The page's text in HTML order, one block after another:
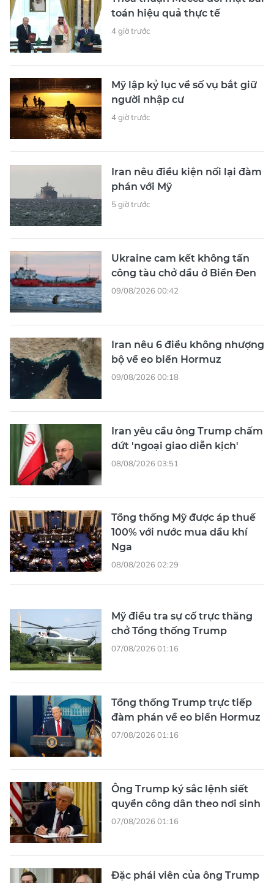
toán hiệu quả thực tế
4 giờ trước
Mỹ lập kỷ lục về số vụ bắt giữ
người nhập cư
4 giờ trước
Iran nêu điều kiện nối lại đàm
phán với Mỹ
5 giờ trước
Ukraine cam kết không tấn
công tàu chở dầu ở Biển Đen
09/08/2026 00:42
Iran nêu 6 điều không nhượng
bộ về eo biển Hormuz
09/08/2026 00:18
Iran yêu cầu ông Trump chấm
dứt 'ngoại giao diễn kịch'
08/08/2026 03:51
Tổng thống Mỹ được áp thuế
100% với nước mua dầu khí
Nga
08/08/2026 02:29
Mỹ điều tra sự cố trực thăng
chở Tổng thống Trump
07/08/2026 01:16
Tổng thống Trump trực tiếp
đàm phán về eo biển Hormuz
07/08/2026 01:16
Ông Trump ký sắc lệnh siết
quyền công dân theo nơi sinh
07/08/2026 01:16
Đặc phái viên của ông Trump